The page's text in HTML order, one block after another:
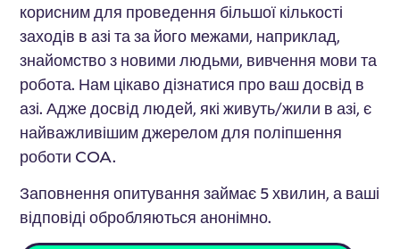
корисним для проведення більшої кількості
заходів в азі та за його межами, наприклад,
знайомство з новими людьми, вивчення мови та
робота. Нам цікаво дізнатися про ваш досвід в
азі. Адже досвід людей, які живуть/жили в азі, є
найважливішим джерелом для поліпшення
роботи COA.
Заповнення опитування займає 5 хвилин, а ваші
відповіді обробляються анонімно.